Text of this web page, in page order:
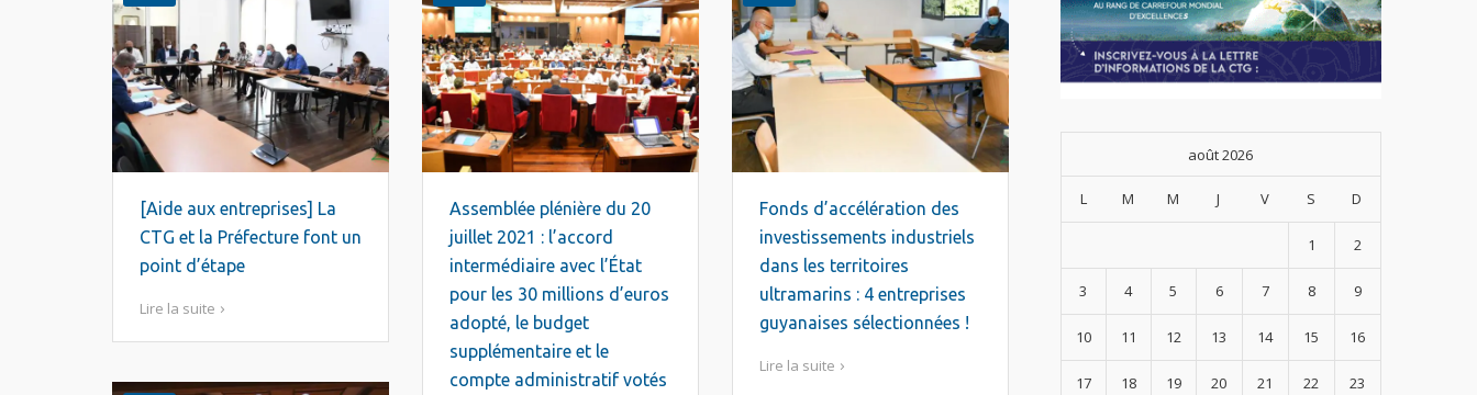
[Aide aux entreprises] La
CTG et la Préfecture font un
point d’étape
Lire la suite
Assemblée plénière du 20
juillet 2021 : l’accord
intermédiaire avec l’État
pour les 30 millions d’euros
adopté, le budget
supplémentaire et le
compte administratif votés
Fonds d’accélération des
investissements industriels
dans les territoires
ultramarins : 4 entreprises
guyanaises sélectionnées !
Lire la suite
août 2026
L M M J V S D
1 2
3 4 5 6 7 8 9
10 11 12 13 14 15 16
17 18 19 20 21 22 23